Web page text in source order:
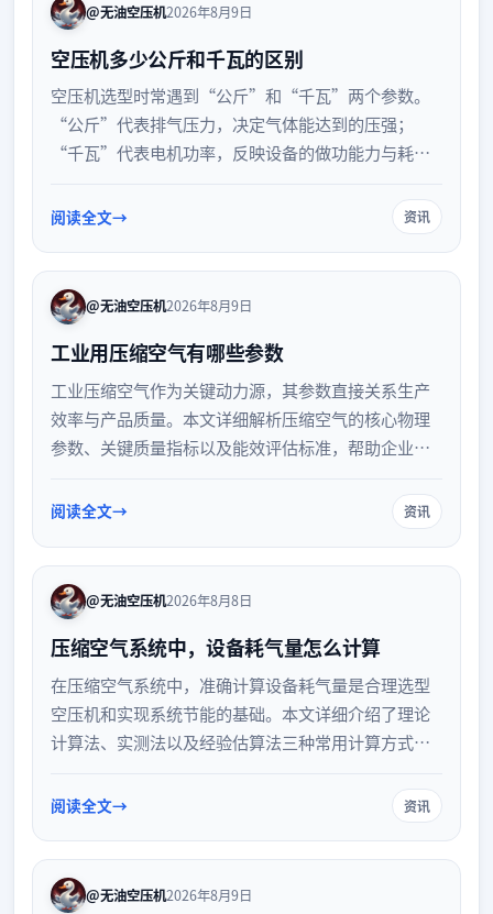
@无油空压机2026年8月9日
空压机多少公斤和千瓦的区别
空压机选型时常遇到“公斤”和“千瓦”两个参数。
“公斤”代表排气压力，决定气体能达到的压强；
“千瓦”代表电机功率，反映设备的做功能力与耗电
或缺的核心指标，理解其区别有助于精准匹配用气需
阅读全文 资讯
@无油空压机2026年8月9日
工业用压缩空气有哪些参数
工业压缩空气作为关键动力源，其参数直接关系生产
效率与产品质量。本文详细解析压缩空气的核心物理
参数、关键质量指标以及能效评估标准，帮助企业合
阅读全文 资讯
@无油空压机2026年8月8日
压缩空气系统中，设备耗气量怎么计算
在压缩空气系统中，准确计算设备耗气量是合理选型
空压机和实现系统节能的基础。本文详细介绍了理论
计算法、实测法以及经验估算法三种常用计算方式，
气动系统设计，降低运行能耗。
阅读全文 资讯
@无油空压机2026年8月9日